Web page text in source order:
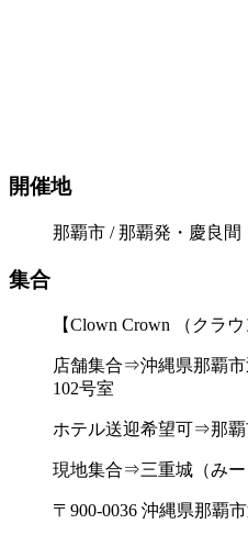
開催地
那覇市 / 那覇発・慶良間
集合
【Clown Crown （クラウ
店舗集合⇒沖縄県那覇市
102号室
ホテル送迎希望可⇒那覇
現地集合⇒三重城（みー
〒900-0036 沖縄県那覇